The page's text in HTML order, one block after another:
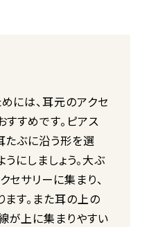
には、耳元のアクセ
すめです。ピアス
たぶに沿う形を選
にしましょう。大ぶ
サリーに集まり、
す。また耳の上の
が上に集まりやすい